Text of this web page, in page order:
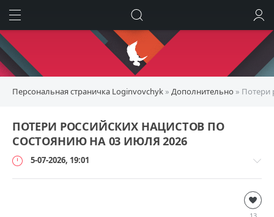
Персональная страничка Loginvovchyk » Дополнительно » Потери
ПОТЕРИ РОССИЙСКИХ НАЦИСТОВ ПО
СОСТОЯНИЮ НА 03 ИЮЛЯ 2026
5-07-2026, 19:01